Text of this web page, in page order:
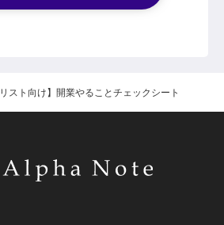
リスト向け】開業やることチェックシート